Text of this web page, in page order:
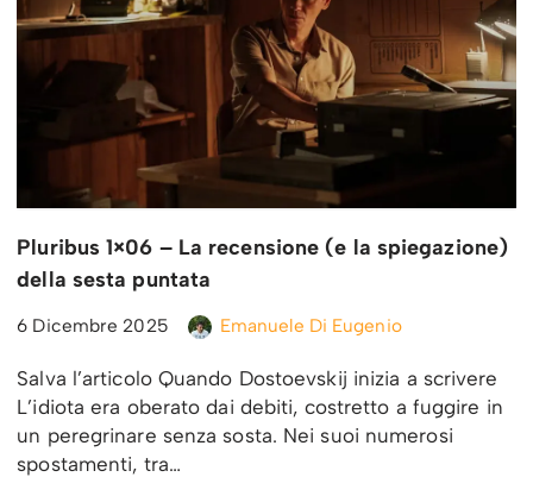
Pluribus 1×06 – La recensione (e la spiegazione)
della sesta puntata
6 Dicembre 2025 Emanuele Di Eugenio
Salva l’articolo Quando Dostoevskij inizia a scrivere
L’idiota era oberato dai debiti, costretto a fuggire in
un peregrinare senza sosta. Nei suoi numerosi
spostamenti, tra…